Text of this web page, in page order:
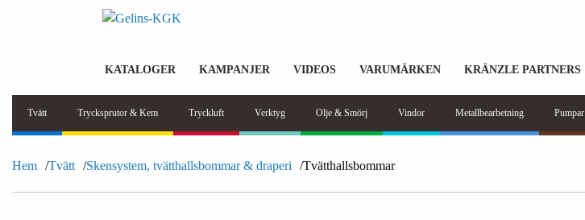
KATALOGER KAMPANJER VIDEOS VARUMÄRKEN KRÄNZLE PARTNERS
Tvätt Trycksprutor & Kem Tryckluft Verktyg Olje & Smörj Vindor Metallbearbetning Pumpar
Hem Tvätt Skensystem, tvätthallsbommar & draperi Tvätthallsbommar